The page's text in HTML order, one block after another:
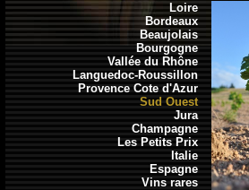
Loire
Bordeaux
Beaujolais
Bourgogne
Vallée du Rhône
Languedoc-Roussillon
Provence Cote d'Azur
Sud Ouest
Jura
Champagne
Les Petits Prix
Italie
Espagne
Vins rares